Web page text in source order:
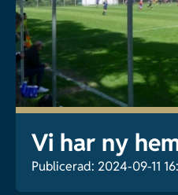
Vi har ny
Publicerad: 2024-09-11